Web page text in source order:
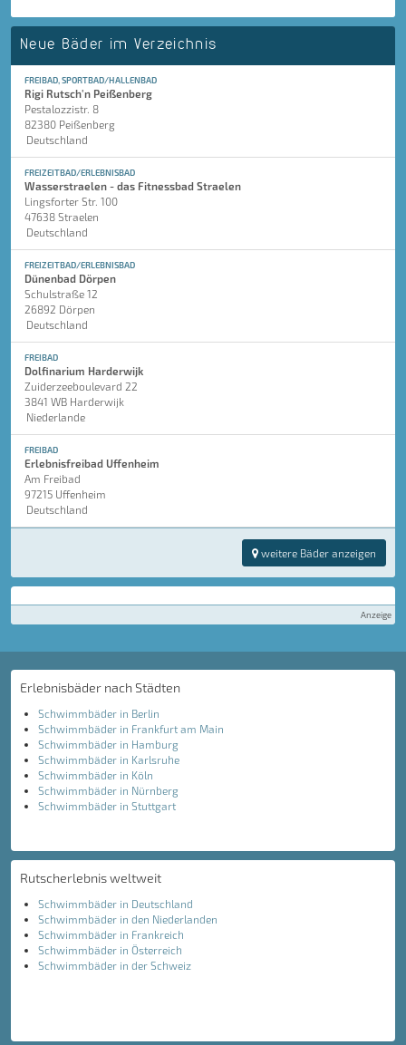
Neue Bäder im Verzeichnis
FREIBAD, SPORTBAD/HALLENBAD
Rigi Rutsch'n Peißenberg
Pestalozzistr. 8
82380 Peißenberg
Deutschland
FREIZEITBAD/ERLEBNISBAD
Wasserstraelen - das Fitnessbad Straelen
Lingsforter Str. 100
47638 Straelen
Deutschland
FREIZEITBAD/ERLEBNISBAD
Dünenbad Dörpen
Schulstraße 12
26892 Dörpen
Deutschland
FREIBAD
Dolfinarium Harderwijk
Zuiderzeeboulevard 22
3841 WB Harderwijk
Niederlande
FREIBAD
Erlebnisfreibad Uffenheim
Am Freibad
97215 Uffenheim
Deutschland
weitere Bäder anzeigen
Anzeige
Erlebnisbäder nach Städten
Schwimmbäder in Berlin
Schwimmbäder in Frankfurt am Main
Schwimmbäder in Hamburg
Schwimmbäder in Karlsruhe
Schwimmbäder in Köln
Schwimmbäder in Nürnberg
Schwimmbäder in Stuttgart
Rutscherlebnis weltweit
Schwimmbäder in Deutschland
Schwimmbäder in den Niederlanden
Schwimmbäder in Frankreich
Schwimmbäder in Österreich
Schwimmbäder in der Schweiz